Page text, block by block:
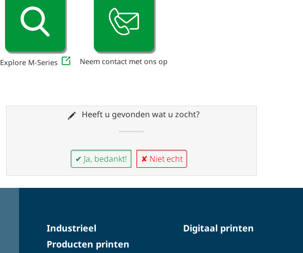
Explore M-Series Neem contact met ons op
Heeft u gevonden wat u zocht?
✔ Ja, bedankt! ✘ Niet echt
Industrieel
Producten printen
Digitaal printen